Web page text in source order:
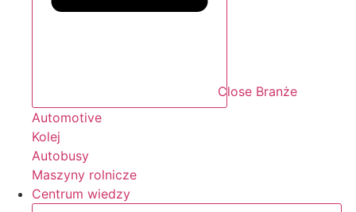
Close Branże
Automotive
Kolej
Autobusy
Maszyny rolnicze
Centrum wiedzy